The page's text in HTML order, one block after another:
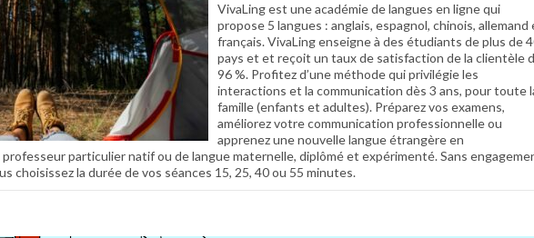
VivaLing est une académie de langues en ligne qui
propose 5 langues : anglais, espagnol, chinois, allemand
français. VivaLing enseigne à des étudiants de plus de
pays et et reçoit un taux de satisfaction de la clientèle
96 %. Profitez d’une méthode qui privilégie les
interactions et la communication dès 3 ans, pour toute
famille (enfants et adultes). Préparez vos examens,
améliorez votre communication professionnelle ou
apprenez une nouvelle langue étrangère en
particulier natif ou de langue maternelle, diplômé et expérimenté. Sans
choisissez la durée de vos séances 15, 25, 40 ou 55 minutes.